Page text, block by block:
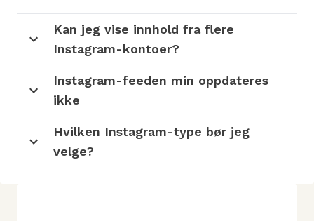
Kan jeg vise innhold fra flere
Instagram-kontoer?
Instagram-feeden min oppdateres
ikke
Hvilken Instagram-type bør jeg
velge?